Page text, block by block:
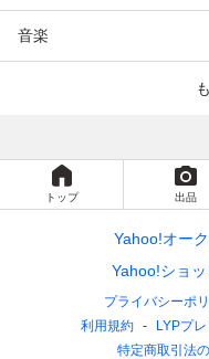
音楽
トップ 出品
Yahoo!オー
Yahoo!ショ
プライバシーポ
利用規約
LYPプ
特定商取引法